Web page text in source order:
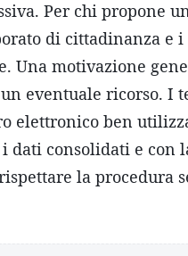
Per chi propone
di cittadinanza e
Una motivazione
eventuale ricorso. I
elettronico ben
dati consolidati e con
la procedura